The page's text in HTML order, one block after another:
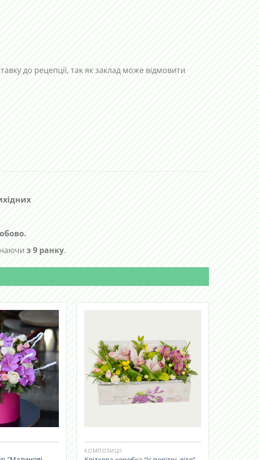
до рецепції, так як заклад може відмовити
з 9 ранку.
КОМПОЗИЦІЇ